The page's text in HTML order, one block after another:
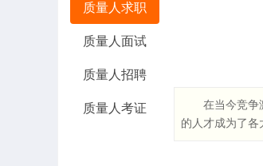
质量人求职
质量人面试
质量人招聘
质量人考证
在当今竞争
的人才成为了各